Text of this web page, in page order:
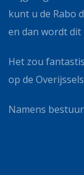
kunt u de Rabo
en dan wordt dit
Het zou
op de
Namens